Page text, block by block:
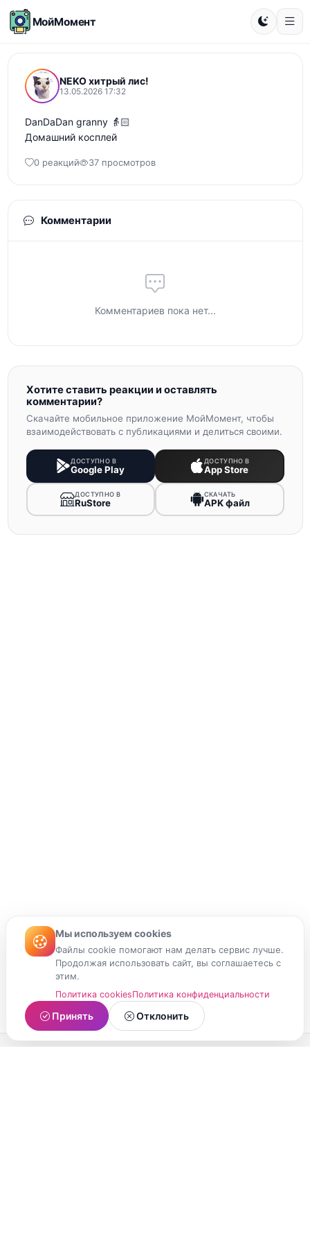
МойМомент
NEKO хитрый лис!
13.05.2026 17:32
DanDaDan granny 👵🏻
Домашний косплей
0 реакций 37 просмотров
Комментарии
Комментариев пока нет...
Хотите ставить реакции и оставлять
комментарии?
Скачайте мобильное приложение МойМомент, чтобы
взаимодействовать с публикациями и делиться своими.
ДОСТУПНО В
Google Play
ДОСТУПНО В
App Store
ДОСТУПНО В
RuStore
СКАЧАТЬ
APK файл
Мы используем cookies
Файлы cookie помогают нам делать сервис лучше.
Продолжая использовать сайт, вы соглашаетесь с
этим.
Политика cookiesПолитика конфиденциальности
Принять Отклонить